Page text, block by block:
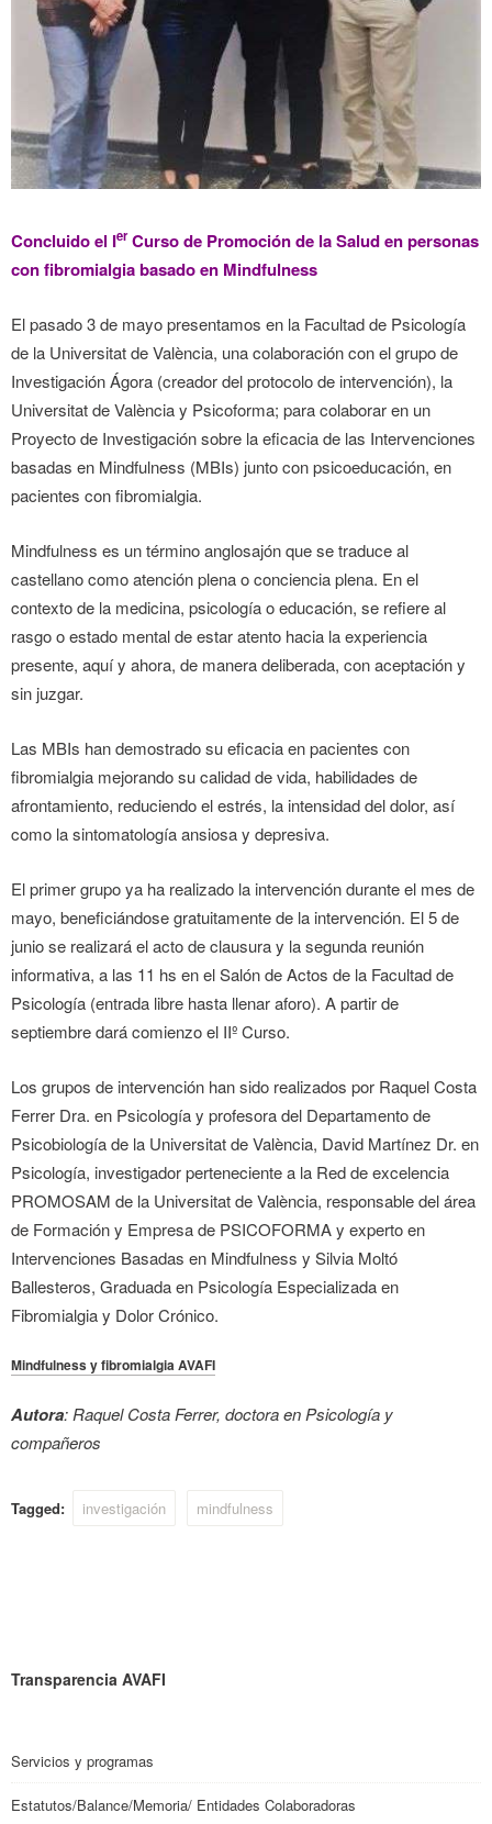
Concluido el IerCurso de Promoción de la Salud en personas
con fibromialgia basado en Mindfulness
El pasado 3 de mayo presentamos en la Facultad de Psicología
de la Universitat de València, una colaboración con el grupo de
Investigación Ágora (creador del protocolo de intervención), la
Universitat de València y Psicoforma; para colaborar en un
Proyecto de Investigación sobre la eficacia de las Intervenciones
basadas en Mindfulness (MBIs) junto con psicoeducación, en
pacientes con fibromialgia.
Mindfulness es un término anglosajón que se traduce al
castellano como atención plena o conciencia plena. En el
contexto de la medicina, psicología o educación, se refiere al
rasgo o estado mental de estar atento hacia la experiencia
presente, aquí y ahora, de manera deliberada, con aceptación y
sin juzgar.
Las MBIs han demostrado su eficacia en pacientes con
fibromialgia mejorando su calidad de vida, habilidades de
afrontamiento, reduciendo el estrés, la intensidad del dolor, así
como la sintomatología ansiosa y depresiva.
El primer grupo ya ha realizado la intervención durante el mes de
mayo, beneficiándose gratuitamente de la intervención. El 5 de
junio se realizará el acto de clausura y la segunda reunión
informativa, a las 11 hs en el Salón de Actos de la Facultad de
Psicología (entrada libre hasta llenar aforo). A partir de
septiembre dará comienzo el IIº Curso.
Los grupos de intervención han sido realizados por Raquel Costa
Ferrer Dra. en Psicología y profesora del Departamento de
Psicobiología de la Universitat de València, David Martínez Dr. en
Psicología, investigador perteneciente a la Red de excelencia
PROMOSAM de la Universitat de València, responsable del área
de Formación y Empresa de PSICOFORMA y experto en
Intervenciones Basadas en Mindfulness y Silvia Moltó
Ballesteros, Graduada en Psicología Especializada en
Fibromialgia y Dolor Crónico.
Mindfulness y fibromialgia AVAFI
Autora: Raquel Costa Ferrer, doctora en Psicología y
compañeros
Tagged: investigación mindfulness
Transparencia AVAFI
Servicios y programas
Estatutos/Balance/Memoria/ Entidades Colaboradoras